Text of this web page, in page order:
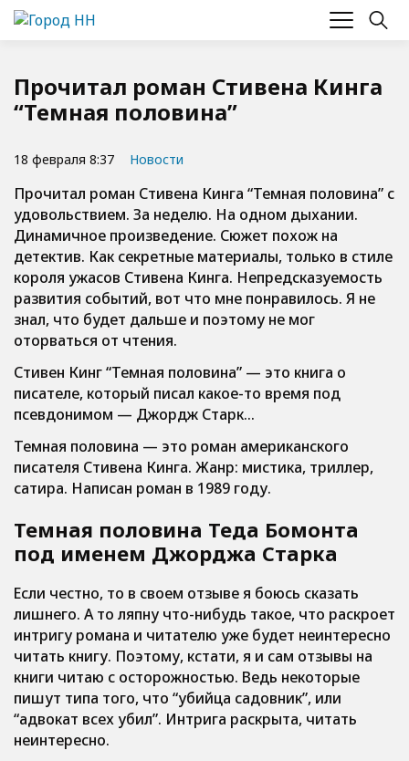
Прочитал роман Стивена Кинга
“Темная половина”
18 февраля 8:37 Новости
Прочитал роман Стивена Кинга “Темная половина” с
удовольствием. За неделю. На одном дыхании.
Динамичное произведение. Сюжет похож на
детектив. Как секретные материалы, только в стиле
короля ужасов Стивена Кинга. Непредсказуемость
развития событий, вот что мне понравилось. Я не
знал, что будет дальше и поэтому не мог
оторваться от чтения.
Стивен Кинг “Темная половина” — это книга о
писателе, который писал какое-то время под
псевдонимом — Джордж Старк…
Темная половина — это роман американского
писателя Стивена Кинга. Жанр: мистика, триллер,
сатира. Написан роман в 1989 году.
Темная половина Теда Бомонта
под именем Джорджа Старка
Если честно, то в своем отзыве я боюсь сказать
лишнего. А то ляпну что-нибудь такое, что раскроет
интригу романа и читателю уже будет неинтересно
читать книгу. Поэтому, кстати, я и сам отзывы на
книги читаю с осторожностью. Ведь некоторые
пишут типа того, что “убийца садовник”, или
“адвокат всех убил”. Интрига раскрыта, читать
неинтересно.